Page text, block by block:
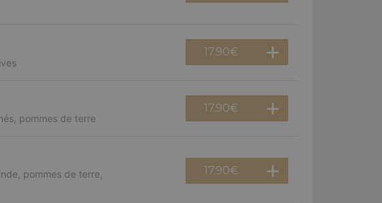
17.90€
pommes de terre
17.90€
pommes de terre,
17.90€